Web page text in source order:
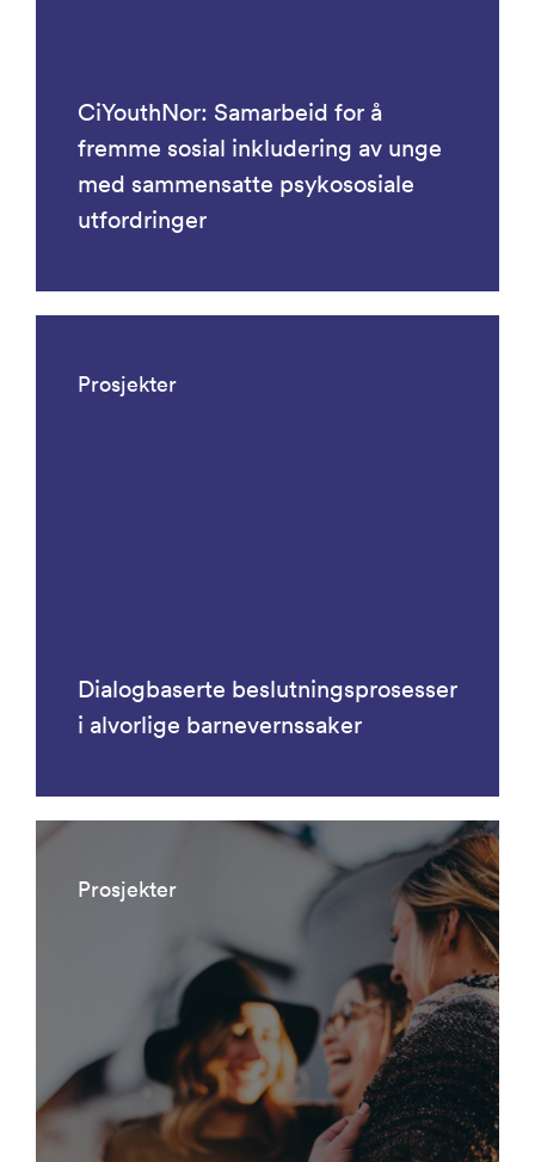
CiYouthNor: Samarbeid for å
fremme sosial inkludering av unge
med sammensatte psykososiale
utfordringer
Prosjekter
Dialogbaserte beslutningsprosesser
i alvorlige barnevernssaker
Prosjekter